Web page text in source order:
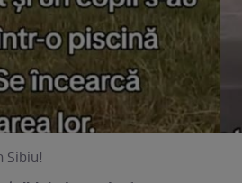
Sibiu!